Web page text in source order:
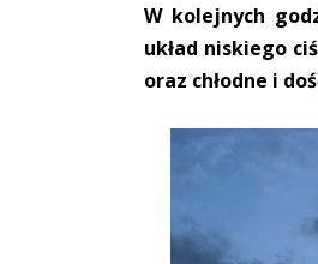
W kolejnych
układ niskiego
oraz chłodne i